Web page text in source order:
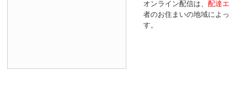
オンライン配信は、 配達
者のお住まいの地域によ
す。